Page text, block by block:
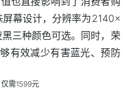
幕设计，分辨率为2140×
三种颜色可选。同时，荣
有效减少有害蓝光、预防